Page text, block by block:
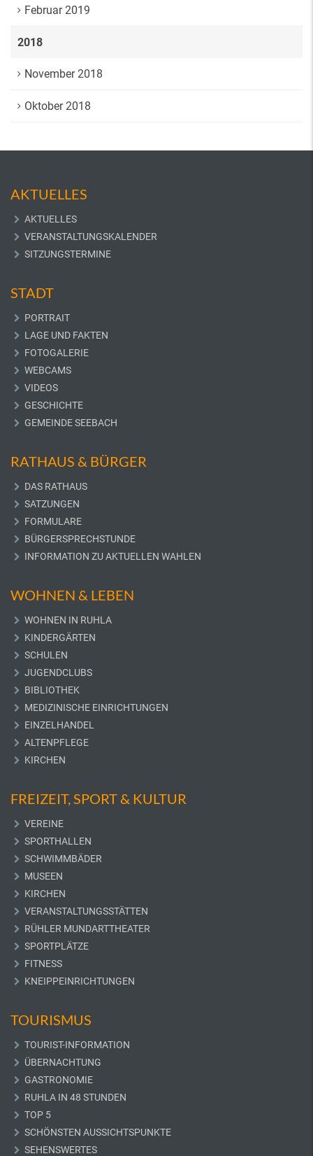
Februar 2019
2018
November 2018
Oktober 2018
AKTUELLES
AKTUELLES
VERANSTALTUNGSKALENDER
SITZUNGSTERMINE
STADT
PORTRAIT
LAGE UND FAKTEN
FOTOGALERIE
WEBCAMS
VIDEOS
GESCHICHTE
GEMEINDE SEEBACH
RATHAUS & BÜRGER
DAS RATHAUS
SATZUNGEN
FORMULARE
BÜRGERSPRECHSTUNDE
INFORMATION ZU AKTUELLEN WAHLEN
WOHNEN & LEBEN
WOHNEN IN RUHLA
KINDERGÄRTEN
SCHULEN
JUGENDCLUBS
BIBLIOTHEK
MEDIZINISCHE EINRICHTUNGEN
EINZELHANDEL
ALTENPFLEGE
KIRCHEN
FREIZEIT, SPORT & KULTUR
VEREINE
SPORTHALLEN
SCHWIMMBÄDER
MUSEEN
KIRCHEN
VERANSTALTUNGSSTÄTTEN
RÜHLER MUNDARTTHEATER
SPORTPLÄTZE
FITNESS
KNEIPPEINRICHTUNGEN
TOURISMUS
TOURIST-INFORMATION
ÜBERNACHTUNG
GASTRONOMIE
RUHLA IN 48 STUNDEN
TOP 5
SCHÖNSTEN AUSSICHTSPUNKTE
SEHENSWERTES